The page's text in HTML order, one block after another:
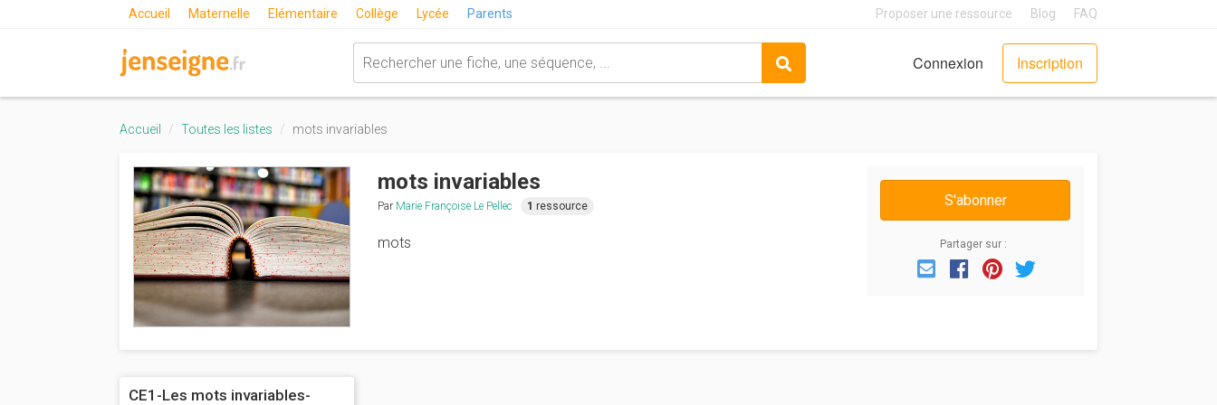
Accueil Maternelle Elémentaire Collège Lycée Parents Proposer une ressource Blog FAQ
Connexion Inscription
Accueil Toutes les listes mots invariables
mots invariables
Par Marie Françoise Le Pellec 1 ressource
mots
S'abonner
Partager sur :
EmailFacebook
Pinterest
CE1-Les mots invariables-